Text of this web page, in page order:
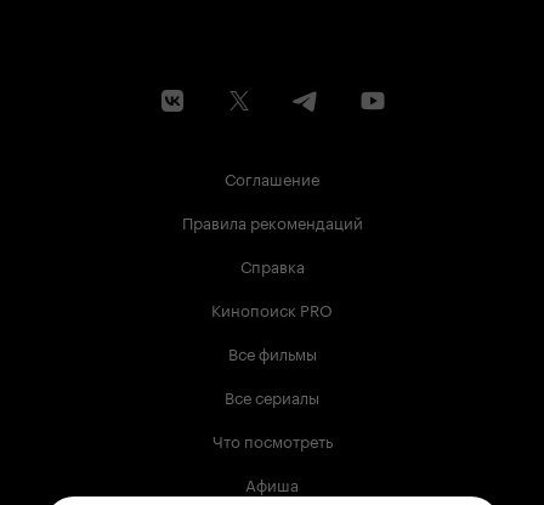
Соглашение
Правила рекомендаций
Справка
Кинопоиск PRO
Все фильмы
Все сериалы
Что посмотреть
Афиша